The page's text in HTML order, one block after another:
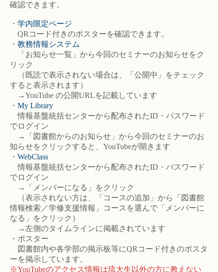
確認できます。
・ 学内限定ページ
QRコード付きのポスターを確認できます。
・ 教務情報システム
「お知らせ一覧」から今回のセミナーのお知らせをク
リック
（既読で表示されない場合は、「公開中」をチェック
すると表示されます）
→YouTube の公開URLを記載しています
・ My Library
情報基盤統括センターから配布されたID・パスワード
でログイン
→「図書館からのお知らせ」から今回のセミナーのお
知らせをクリックすると、YouTubeが開きます
・ WebClass
情報基盤統括センターから配布されたID・パスワード
でログイン
→「メンバーになる」をクリック
（表示されない方は、「コースの追加」から「図書館
情報検索／学修支援情報」コースを選んで「メンバーに
なる」をクリック）
→左側のタイムラインに掲載されています
・ポスター
図書館内や各学部の掲示板等にQRコード付きのポスタ
ーを掲示しています。
※YouTubeのアクセス情報は琉大生以外の方に教えない